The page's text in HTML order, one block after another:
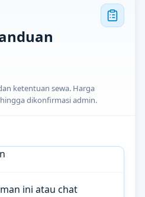
ketentuan sewa. Harga
dikonfirmasi admin.
ini atau chat